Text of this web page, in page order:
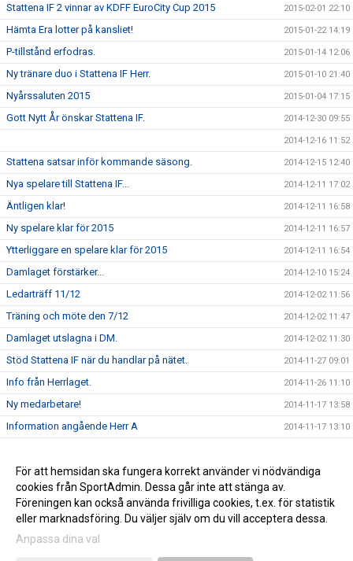
Stattena IF 2 vinnar av KDFF EuroCity Cup 2015 2015-02-01 22:10
Hämta Era lotter på kansliet! 2015-01-22 14:19
P-tillstånd erfodras. 2015-01-14 12:06
Ny tränare duo i Stattena IF Herr. 2015-01-10 21:40
Nyårssaluten 2015 2015-01-04 17:15
Gott Nytt År önskar Stattena IF. 2014-12-30 09:55
2014-12-16 11:52
Stattena satsar inför kommande säsong. 2014-12-15 12:40
Nya spelare till Stattena IF... 2014-12-11 17:02
Äntligen klar! 2014-12-11 16:58
Ny spelare klar för 2015 2014-12-11 16:57
Ytterliggare en spelare klar för 2015 2014-12-11 16:54
Damlaget förstärker... 2014-12-10 15:24
Ledarträff 11/12 2014-12-02 11:56
Träning och möte den 7/12 2014-12-02 11:47
Damlaget utslagna i DM. 2014-12-02 11:30
Stöd Stattena IF när du handlar på nätet. 2014-11-27 09:01
Info från Herrlaget. 2014-11-26 11:10
Ny medarbetare! 2014-11-17 13:58
Information angående Herr A 2014-11-17 13:10
Stöd Stattena IF:s ungdomar genom Svenska Spel 2014-02-03 08:30
Stattena IF på väg mot toppen 2014-01-01 08:54
För att hemsidan ska fungera korrekt använder vi nödvändiga
cookies från SportAdmin. Dessa går inte att stänga av.
Föreningen kan också använda frivilliga cookies, t.ex. för statistik
eller marknadsföring. Du väljer själv om du vill acceptera dessa.
Anpassa dina val